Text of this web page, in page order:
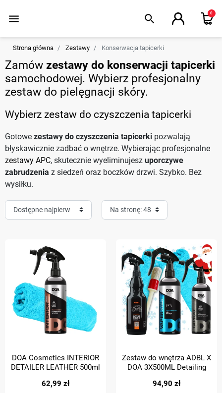
menu search 0
Strona główna Zestawy Konserwacja tapicerki
Zamów zestawy do konserwacji tapicerki
samochodowej. Wybierz profesjonalny
zestaw do pielęgnacji skóry.
Wybierz zestaw do czyszczenia tapicerki
Gotowe zestawy do czyszczenia tapicerki pozwalają
błyskawicznie zadbać o wnętrze. Wybierając profesjonalne
zestawy APC, skutecznie wyeliminujesz uporczywe
zabrudzenia z siedzeń oraz boczków drzwi. Szybko. Bez
wysiłku.
DOA Cosmetics INTERIOR
DETAILER LEATHER 500ml
ZESTAW Z MIKROFIBRA
62,99 zł
Zestaw do wnętrza ADBL X
DOA 3X500ML Detailing
94,90 zł